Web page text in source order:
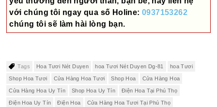
với chúng tôi ngay qua số Holine:0937153262
chúng tôi sẽ làm hài lòng bạn.
Tags Hoa Tươi Nét Duyen hoa Tươi Nét Duyen Dg-81 hoa Tươi
Shop Hoa Tươi Cửa Hàng Hoa Tươi Shop Hoa Cửa Hàng Hoa
Cửa Hàng Hoa Uy Tín Shop Hoa Uy Tín Điện Hoa Tại Phú Thọ
Điện Hoa Uy Tín Điện Hoa Cửa Hàng Hoa Tươi Tại Phú Thọ